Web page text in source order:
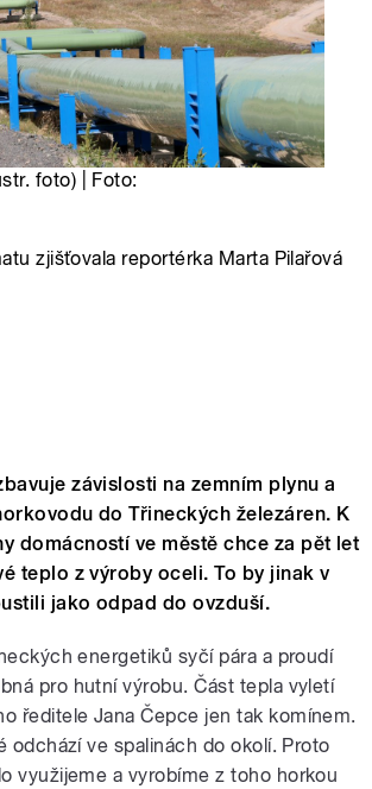
foto) | Foto:
zjišťovala reportérka Marta Pilařová
závislosti na zemním plynu a
do Třineckých železáren. K
domácností ve městě chce za pět let
teplo z výroby oceli. To by jinak v
jako odpad do ovzduší.
energetiků syčí pára a proudí
pro hutní výrobu. Část tepla vyletí
ředitele Jana Čepce jen tak komínem.
odchází ve spalinách do okolí. Proto
využijeme a vyrobíme z toho horkou